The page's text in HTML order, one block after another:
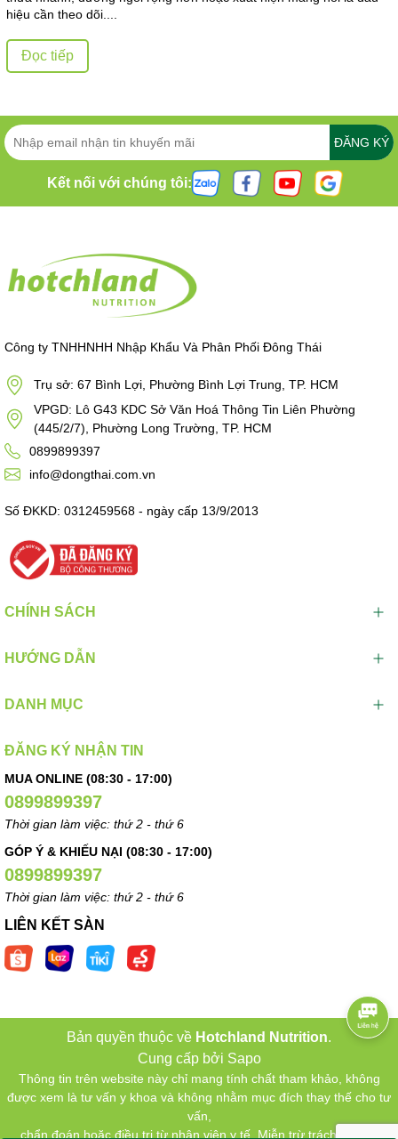
hiệu cần theo dõi....
Đọc tiếp
ĐĂNG KÝ
Kết nối với chúng tôi:
Công ty TNHHNHH Nhập Khẩu Và Phân Phối Đông Thái
Trụ sở: 67 Bình Lợi, Phường Bình Lợi Trung, TP. HCM
VPGD: Lô G43 KDC Sở Văn Hoá Thông Tin Liên Phường
(445/2/7), Phường Long Trường, TP. HCM
0899899397
info@dongthai.com.vn
Số ĐKKD: 0312459568 - ngày cấp 13/9/2013
CHÍNH SÁCH
HƯỚNG DẪN
DANH MỤC
ĐĂNG KÝ NHẬN TIN
MUA ONLINE (08:30 - 17:00)
0899899397
Thời gian làm việc: thứ 2 - thứ 6
GÓP Ý & KHIẾU NẠI (08:30 - 17:00)
0899899397
Thời gian làm việc: thứ 2 - thứ 6
LIÊN KẾT SÀN
Bản quyền thuộc về Hotchland Nutrition.
Cung cấp bởi Sapo
Thông tin trên website này chỉ mang tính chất tham khảo, không
được xem là tư vấn y khoa và không nhằm mục đích thay thế cho tư
vấn,
chẩn đoán hoặc điều trị từ nhân viên y tế. Miễn trừ trách nhiệm.